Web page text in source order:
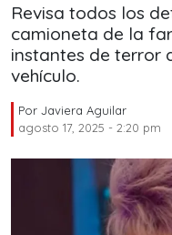
Revisa todos los
camioneta de la
instantes de terror
vehículo.
Por Javiera Aguilar
agosto 17, 2025 - 2:20 pm